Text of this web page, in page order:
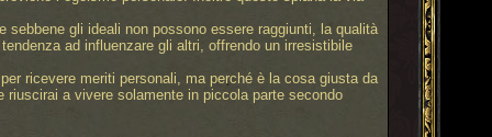
gli ideali non possono essere raggiunti, la qualità
ad influenzare gli altri, offrendo un irresistibile
ricevere meriti personali, ma perché è la cosa giusta da
a vivere solamente in piccola parte secondo